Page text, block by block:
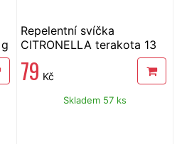
Repelentní svíčka
CITRONELLA terakota 13
79 Kč
Skladem 57 ks